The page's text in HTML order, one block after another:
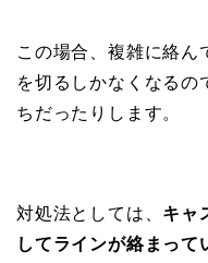
この場合、複雑に絡ん
を切るしかなくなるの
ちだったりします。
対処法としては、 キャ
してラインが絡まって